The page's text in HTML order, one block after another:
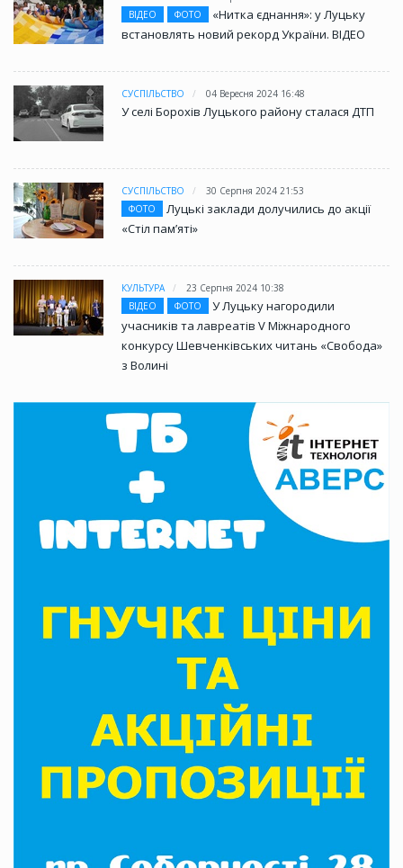
ВІДЕО
ФОТО
«Нитка єднання»: у Луцьку
встановлять новий рекорд України. ВІДЕО
СУСПІЛЬСТВО 04 Вересня 2024 16:48
У селі Борохів Луцького району сталася ДТП
СУСПІЛЬСТВО
30 Серпня 2024 21:53
ФОТО
Луцькі заклади долучились до акції
«Стіл памʼяті»
КУЛЬТУРА
23 Серпня 2024 10:38
ВІДЕО
ФОТО
У Луцьку нагородили
учасників та лавреатів V Міжнародного
конкурсу Шевченківських читань «Свобода»
з Волині